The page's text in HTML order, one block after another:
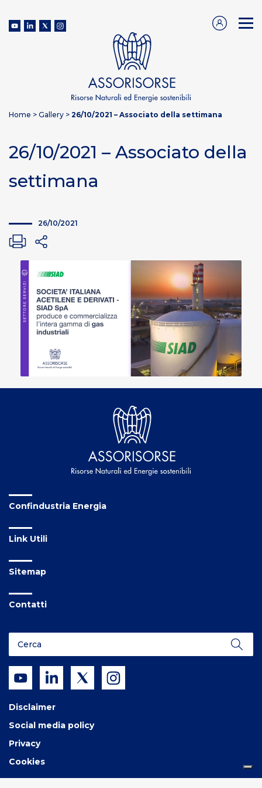
Home > Gallery > 26/10/2021 – Associato della settimana
26/10/2021 – Associato della
settimana
26/10/2021
Confindustria Energia
Link Utili
Sitemap
Contatti
Disclaimer
Social media policy
Privacy
Cookies